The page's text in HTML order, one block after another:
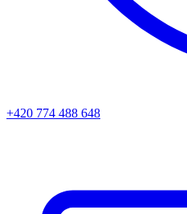
+420 774 488 648